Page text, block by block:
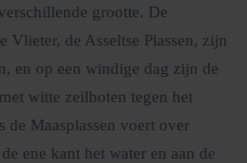
grootte. De
Vlieter, de Asseltse Plassen, zijn
en op een windige dag zijn de
witte zeilboten tegen het
de Maasplassen voert over
ene kant het water en aan de